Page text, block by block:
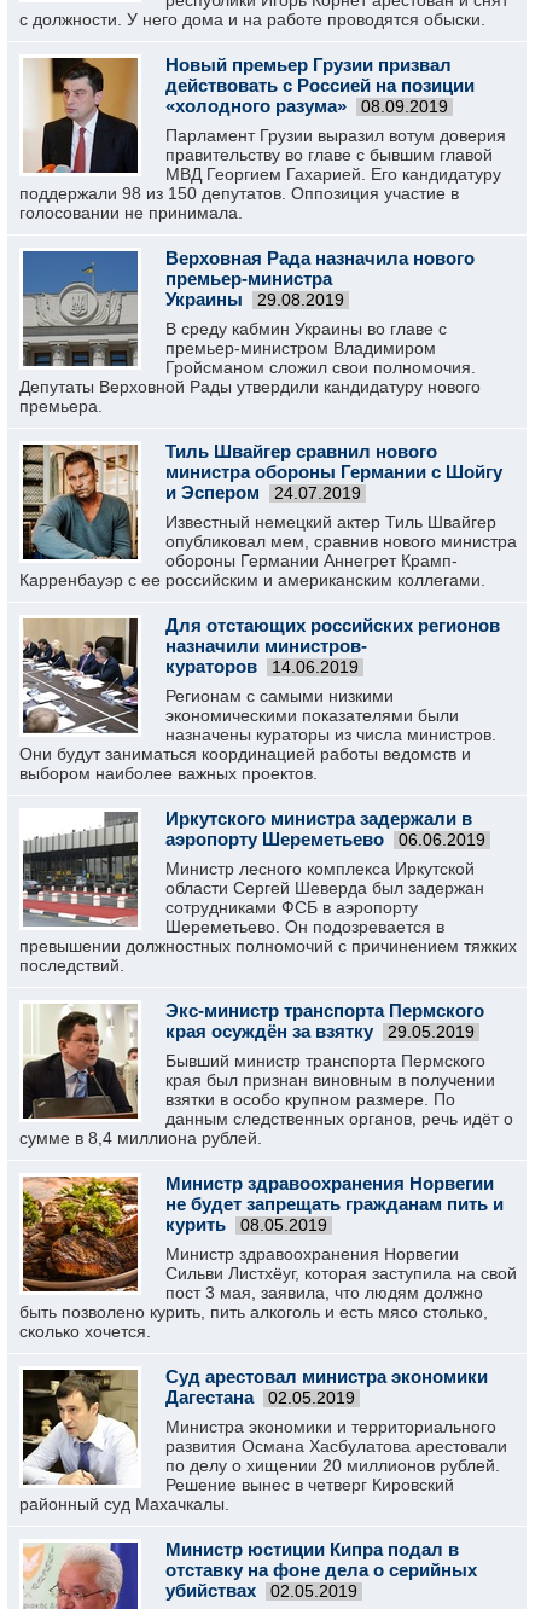
с должности. У него дома и на работе проводятся обыски.
Новый премьер Грузии призвал
действовать с Россией на позиции
«холодного разума»
08.09.2019
Парламент Грузии выразил вотум доверия
правительству во главе с бывшим главой
МВД Георгием Гахарией. Его кандидатуру
поддержали 98 из 150 депутатов. Оппозиция участие в
голосовании не принимала.
Верховная Рада назначила нового
премьер-министра
Украины
29.08.2019
В среду кабмин Украины во главе с
премьер-министром Владимиром
Гройсманом сложил свои полномочия.
Депутаты Верховной Рады утвердили кандидатуру нового
премьера.
Тиль Швайгер сравнил нового
министра обороны Германии с Шойгу
и Эспером
24.07.2019
Известный немецкий актер Тиль Швайгер
опубликовал мем, сравнив нового министра
обороны Германии Аннегрет Крамп-
Карренбауэр с ее российским и американским коллегами.
Для отстающих российских регионов
назначили министров-
кураторов
14.06.2019
Регионам с самыми низкими
экономическими показателями были
назначены кураторы из числа министров.
Они будут заниматься координацией работы ведомств и
выбором наиболее важных проектов.
Иркутского министра задержали в
аэропорту Шереметьево
06.06.2019
Министр лесного комплекса Иркутской
области Сергей Шеверда был задержан
сотрудниками ФСБ в аэропорту
Шереметьево. Он подозревается в
превышении должностных полномочий с причинением тяжких
последствий.
Экс-министр транспорта Пермского
края осуждён за взятку
29.05.2019
Бывший министр транспорта Пермского
края был признан виновным в получении
взятки в особо крупном размере. По
данным следственных органов, речь идёт о
сумме в 8,4 миллиона рублей.
Министр здравоохранения Норвегии
не будет запрещать гражданам пить и
курить
08.05.2019
Министр здравоохранения Норвегии
Сильви Листхёуг, которая заступила на свой
пост 3 мая, заявила, что людям должно
быть позволено курить, пить алкоголь и есть мясо столько,
сколько хочется.
Суд арестовал министра экономики
Дагестана
02.05.2019
Министра экономики и территориального
развития Османа Хасбулатова арестовали
по делу о хищении 20 миллионов рублей.
Решение вынес в четверг Кировский
районный суд Махачкалы.
Министр юстиции Кипра подал в
отставку на фоне дела о серийных
убийствах
02.05.2019